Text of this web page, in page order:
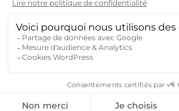
Mentions légales